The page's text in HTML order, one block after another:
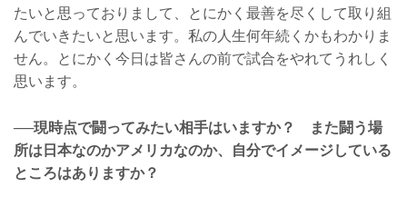
たいと思っておりまして、とにかく最善を尽くして取り組
んでいきたいと思います。私の人生何年続くかもわかりま
せん。とにかく今日は皆さんの前で試合をやれてうれしく
思います。
──現時点で闘ってみたい相手はいますか？ また闘う場
所は日本なのかアメリカなのか、自分でイメージしている
ところはありますか？